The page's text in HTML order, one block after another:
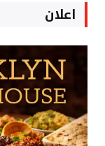
اعلان